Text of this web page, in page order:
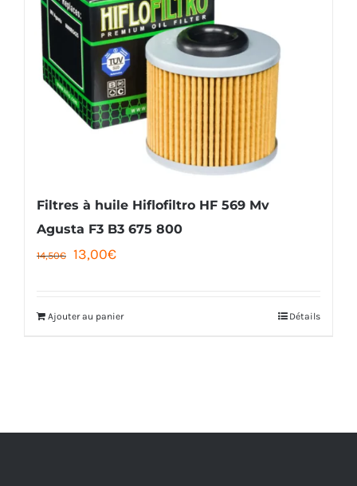
variations.
Les
options
peuvent
être
choisies
la
page
Filtres à huile Hiflofiltro HF 569 Mv
Agusta F3 B3 675 800
14,50€ Le
13,00€Le
Ajouter au panier Détails